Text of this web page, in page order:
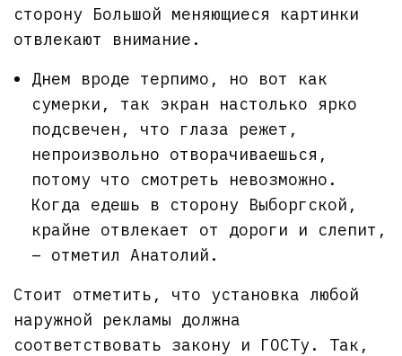
сторону Большой меняющиеся картинки
отвлекают внимание.
Днем вроде терпимо, но вот как
сумерки, так экран настолько ярко
подсвечен, что глаза режет,
непроизвольно отворачиваешься,
потому что смотреть невозможно.
Когда едешь в сторону Выборгской,
крайне отвлекает от дороги и слепит,
– отметил Анатолий.
Стоит отметить, что установка любой
наружной рекламы должна
соответствовать закону и ГОСТу. Так,